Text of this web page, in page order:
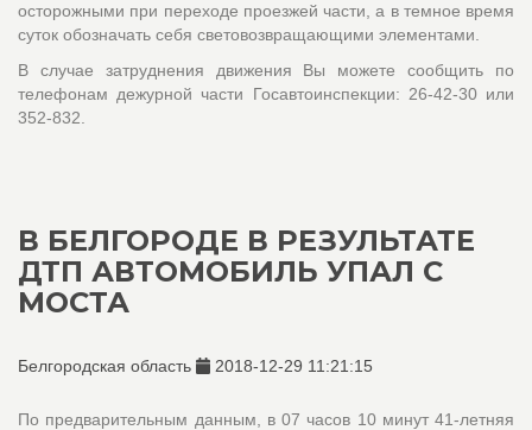
осторожными при переходе проезжей части, а в темное время
суток обозначать себя световозвращающими элементами.
В случае затруднения движения Вы можете сообщить по
телефонам дежурной части Госавтоинспекции: 26-42-30 или
352-832.
В БЕЛГОРОДЕ В РЕЗУЛЬТАТЕ
ДТП АВТОМОБИЛЬ УПАЛ С
МОСТА
Белгородская область 2018-12-29 11:21:15
По предварительным данным, в 07 часов 10 минут 41-летняя